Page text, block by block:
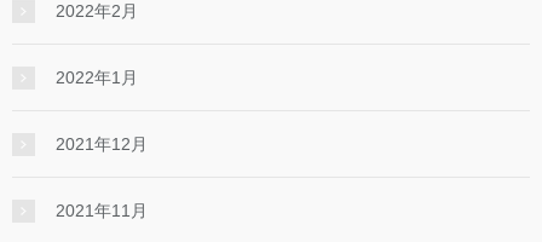
2022年2月
2022年1月
2021年12月
2021年11月